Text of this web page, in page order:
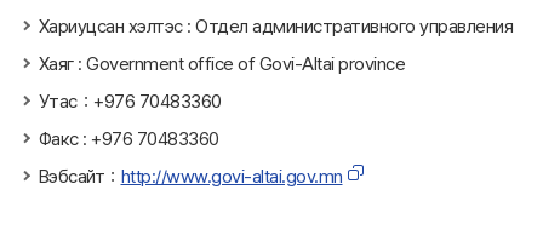
Хариуцсан хэлтэс : Отдел административного управления
Хаяг : Government office of Govi-Altai province
Утас：+976 70483360
Факс : +976 70483360
Вэбсайт： http://www.govi-altai.gov.mn